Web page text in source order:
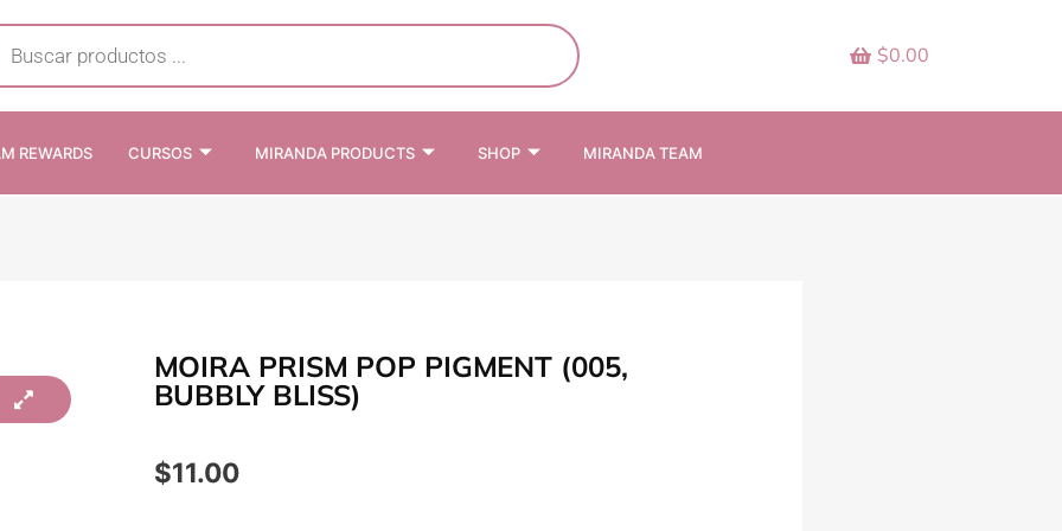
$0.00
REWARDS CURSOS MIRANDA PRODUCTS SHOP MIRANDA TEAM
MOIRA PRISM POP PIGMENT (005,
BUBBLY BLISS)
$11.00